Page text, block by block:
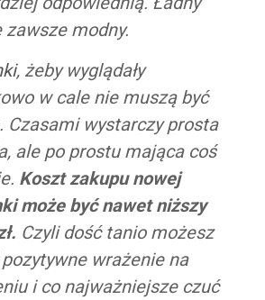
zawsze modny.
, żeby wyglądały
w cale nie muszą być
Czasami wystarczy prosta
ale po prostu mająca coś
Koszt zakupu nowej
może być nawet niższy
Czyli dość tanio możesz
wrażenie na
i co najważniejsze czuć